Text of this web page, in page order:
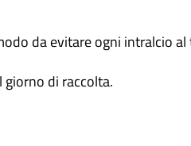
da evitare ogni intralcio
di raccolta.